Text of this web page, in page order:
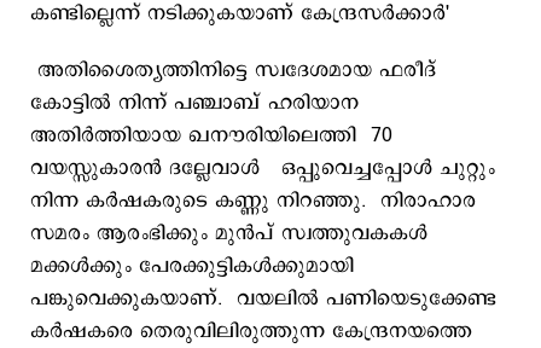
കണ്ടില്ലെന്ന് നടിക്കുകയാണ് കേന്ദ്രസർക്കാർ'
അതിശൈത്യത്തിനിട്ടെ സ്വദേശമായ ഫരീദ്
കോട്ടിൽ നിന്ന് പഞ്ചാബ് ഹരിയാന
അതിർത്തിയായ ഖനൗരിയിലെത്തി 70
വയസ്സുകാരൻ ദല്ലേവാൾ ഒപ്പുവെച്ചപ്പോൾ ചുറ്റും
നിന്ന കർഷകരുടെ കണ്ണു നിറഞ്ഞു. നിരാഹാര
സമരം ആരംഭിക്കും മുൻപ് സ്വത്തുവകകൾ
മക്കൾക്കും പേരക്കുട്ടികൾക്കുമായി
പങ്കുവെക്കുകയാണ്. വയലിൽ പണിയെടുക്കേണ്ട
കര്‍ഷകരെ തെരുവിലിരുത്തുന്ന കേന്ദ്രനയത്തെ